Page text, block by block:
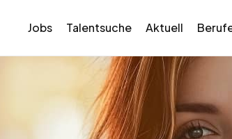
Jobs Talentsuche Aktuell